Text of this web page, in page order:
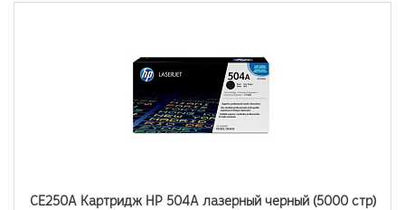
CE250A Картридж HP 504A лазерный черный (5000 стр)